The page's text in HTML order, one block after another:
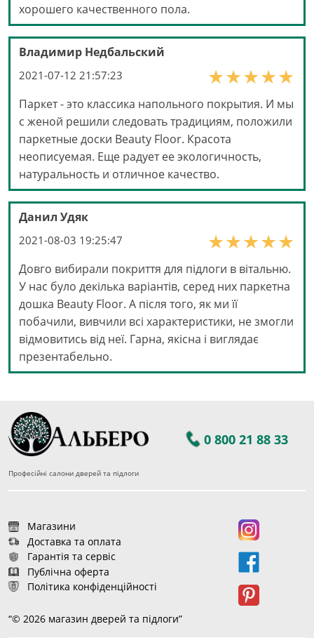
хорошего качественного пола.
Владимир Недбальский
2021-07-12 21:57:23
Паркет - это классика напольного покрытия. И мы
с женой решили следовать традициям, положили
паркетные доски Beauty Floor. Красота
неописуемая. Еще радует ее экологичность,
натуральность и отличное качество.
Данил Удяк
2021-08-03 19:25:47
Довго вибирали покриття для підлоги в вітальню.
У нас було декілька варіантів, серед них паркетна
дошка Beauty Floor. А після того, як ми її
побачили, вивчили всі характеристики, не змогли
відмовитись від неї. Гарна, якісна і виглядає
презентабельно.
0 800 21 88 33
Професійні салони дверей та підлоги
Магазини
Доставка та оплата
Гарантія та сервіс
Публічна оферта
Політика конфіденційності
“© 2026 магазин дверей та підлоги”